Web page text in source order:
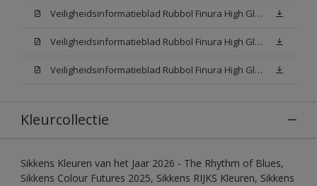
Veiligheidsinformatieblad Rubbol Finura High Gloss W05 (MSDS)
Veiligheidsinformatieblad Rubbol Finura High Gloss White (MSDS)
Veiligheidsinformatieblad Rubbol Finura High Gloss N00 (MSDS)
Kleurcollectie
Sikkens Kleuren van het Jaar 2026 - The Rhythm of Blues,
Sikkens Colour Futures 2025, Sikkens RIJKS Kleuren, Sikkens